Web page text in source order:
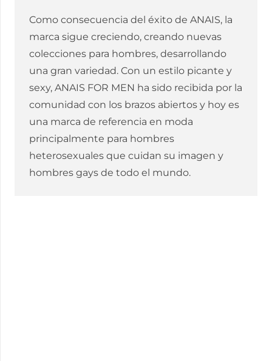
Como consecuencia del éxito de ANAIS, la
marca sigue creciendo, creando nuevas
colecciones para hombres, desarrollando
una gran variedad. Con un estilo picante y
sexy, ANAIS FOR MEN ha sido recibida por la
comunidad con los brazos abiertos y hoy es
una marca de referencia en moda
principalmente para hombres
heterosexuales que cuidan su imagen y
hombres gays de todo el mundo.